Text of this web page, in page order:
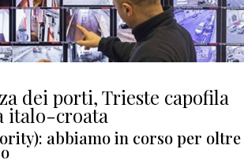
dei porti, Trieste capofila
italo-croata
abbiamo in corso per oltre